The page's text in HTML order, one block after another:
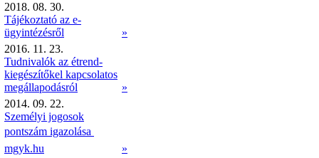
2018. 08. 30.
Tájékoztató az e-
ügyintézésről
»
2016. 11. 23.
Tudnivalók az étrend-
kiegészítőkel kapcsolatos
megállapodásról
»
2014. 09. 22.
Személyi jogosok
pontszám igazolása 
mgyk.hu
»